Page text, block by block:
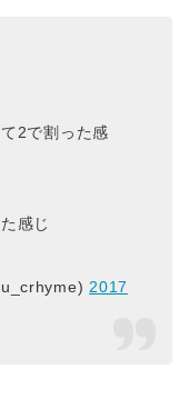
2で割った感
感じ
2017